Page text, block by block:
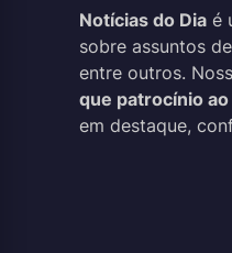
Notícias do Dia é
sobre assuntos
entre outros.
que patrocínio
em destaque,